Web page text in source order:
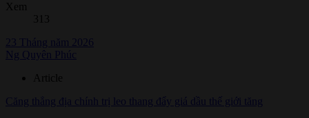
Xem
313
23 Tháng năm 2026
Ng Quyên Phúc
Article
Căng thẳng địa chính trị leo thang đẩy giá dầu thế giới tăng